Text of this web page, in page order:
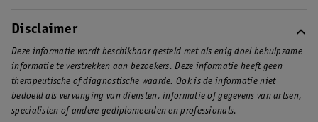
Disclaimer
Deze informatie wordt beschikbaar gesteld met als enig doel behulpzame
informatie te verstrekken aan bezoekers. Deze informatie heeft geen
therapeutische of diagnostische waarde. Ook is de informatie niet
bedoeld als vervanging van diensten, informatie of gegevens van artsen,
specialisten of andere gediplomeerden en professionals.